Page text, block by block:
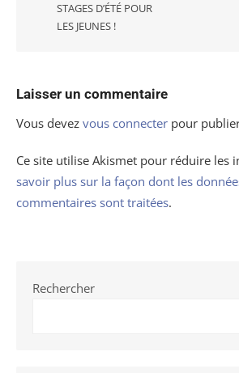
STAGES D’ÉTÉ POUR
LES JEUNES !
Laisser un commentaire
Vous devez vous connecter pour
Ce site utilise Akismet pour réduire les
savoir plus sur la façon dont les
commentaires sont traitées.
Rechercher